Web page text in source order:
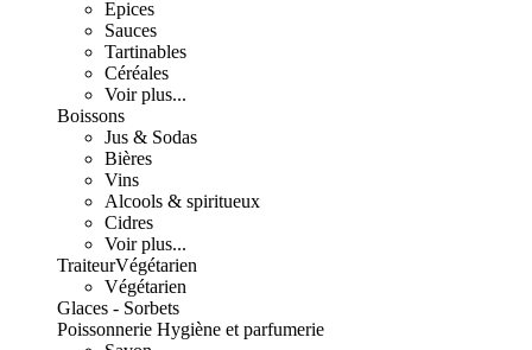
Epices
Sauces
Tartinables
Céréales
Voir plus...
Boissons
Jus & Sodas
Bières
Vins
Alcools & spiritueux
Cidres
Voir plus...
TraiteurVégétarien
Végétarien
Glaces - Sorbets
Poissonnerie Hygiène et parfumerie